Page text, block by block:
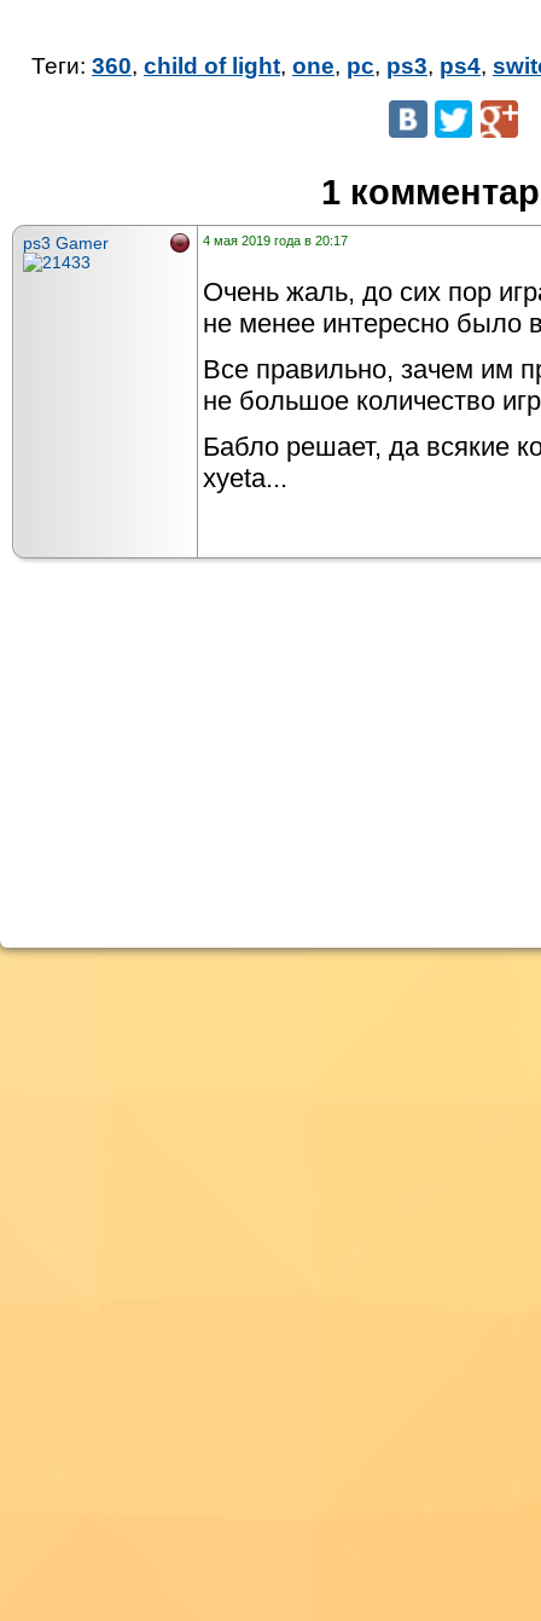
Теги: 360, child of light, one, pc, ps3, ps4,
1
ps3 Gamer 4 мая 2019 года в 20:17
Очень жаль, до сих пор
не менее интересно было
Все правильно, зачем им
не большое количество
Бабло решает, да всякие
хуeta...